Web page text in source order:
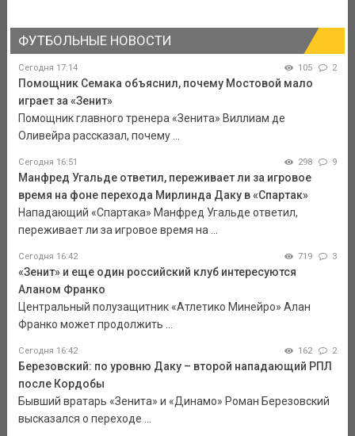
ФУТБОЛЬНЫЕ НОВОСТИ
Сегодня 17:14 105 2
Помощник Семака объяснил, почему Мостовой мало
играет за «Зенит»
Помощник главного тренера «Зенита» Виллиам де
Оливейра рассказал, почему ...
Сегодня 16:51 298 9
Манфред Угальде ответил, переживает ли за игровое
время на фоне перехода Мирлинда Даку в «Спартак»
Нападающий «Спартака» Манфред Угальде ответил,
переживает ли за игровое время на ...
Сегодня 16:42 719 3
«Зенит» и еще один российский клуб интересуются
Аланом Франко
Центральный полузащитник «Атлетико Минейро» Алан
Франко может продолжить ...
Сегодня 16:42 162 2
Березовский: по уровню Даку – второй нападающий РПЛ
после Кордобы
Бывший вратарь «Зенита» и «Динамо» Роман Березовский
высказался о переходе ...